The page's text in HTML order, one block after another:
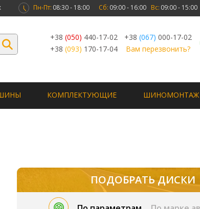
Пн-Пт: 08:30 - 18:00 Сб: 09:00 - 16:00 Вс: 09:00 - 15:00
+38 (050) 440-17-02 +38 (067) 000-17-02
+38 (093) 170-17-04 Вам перезвонить?
КОМПЛЕКТУЮЩИЕ ШИНОМОНТАЖ
ПОДОБРАТЬ ДИСКИ